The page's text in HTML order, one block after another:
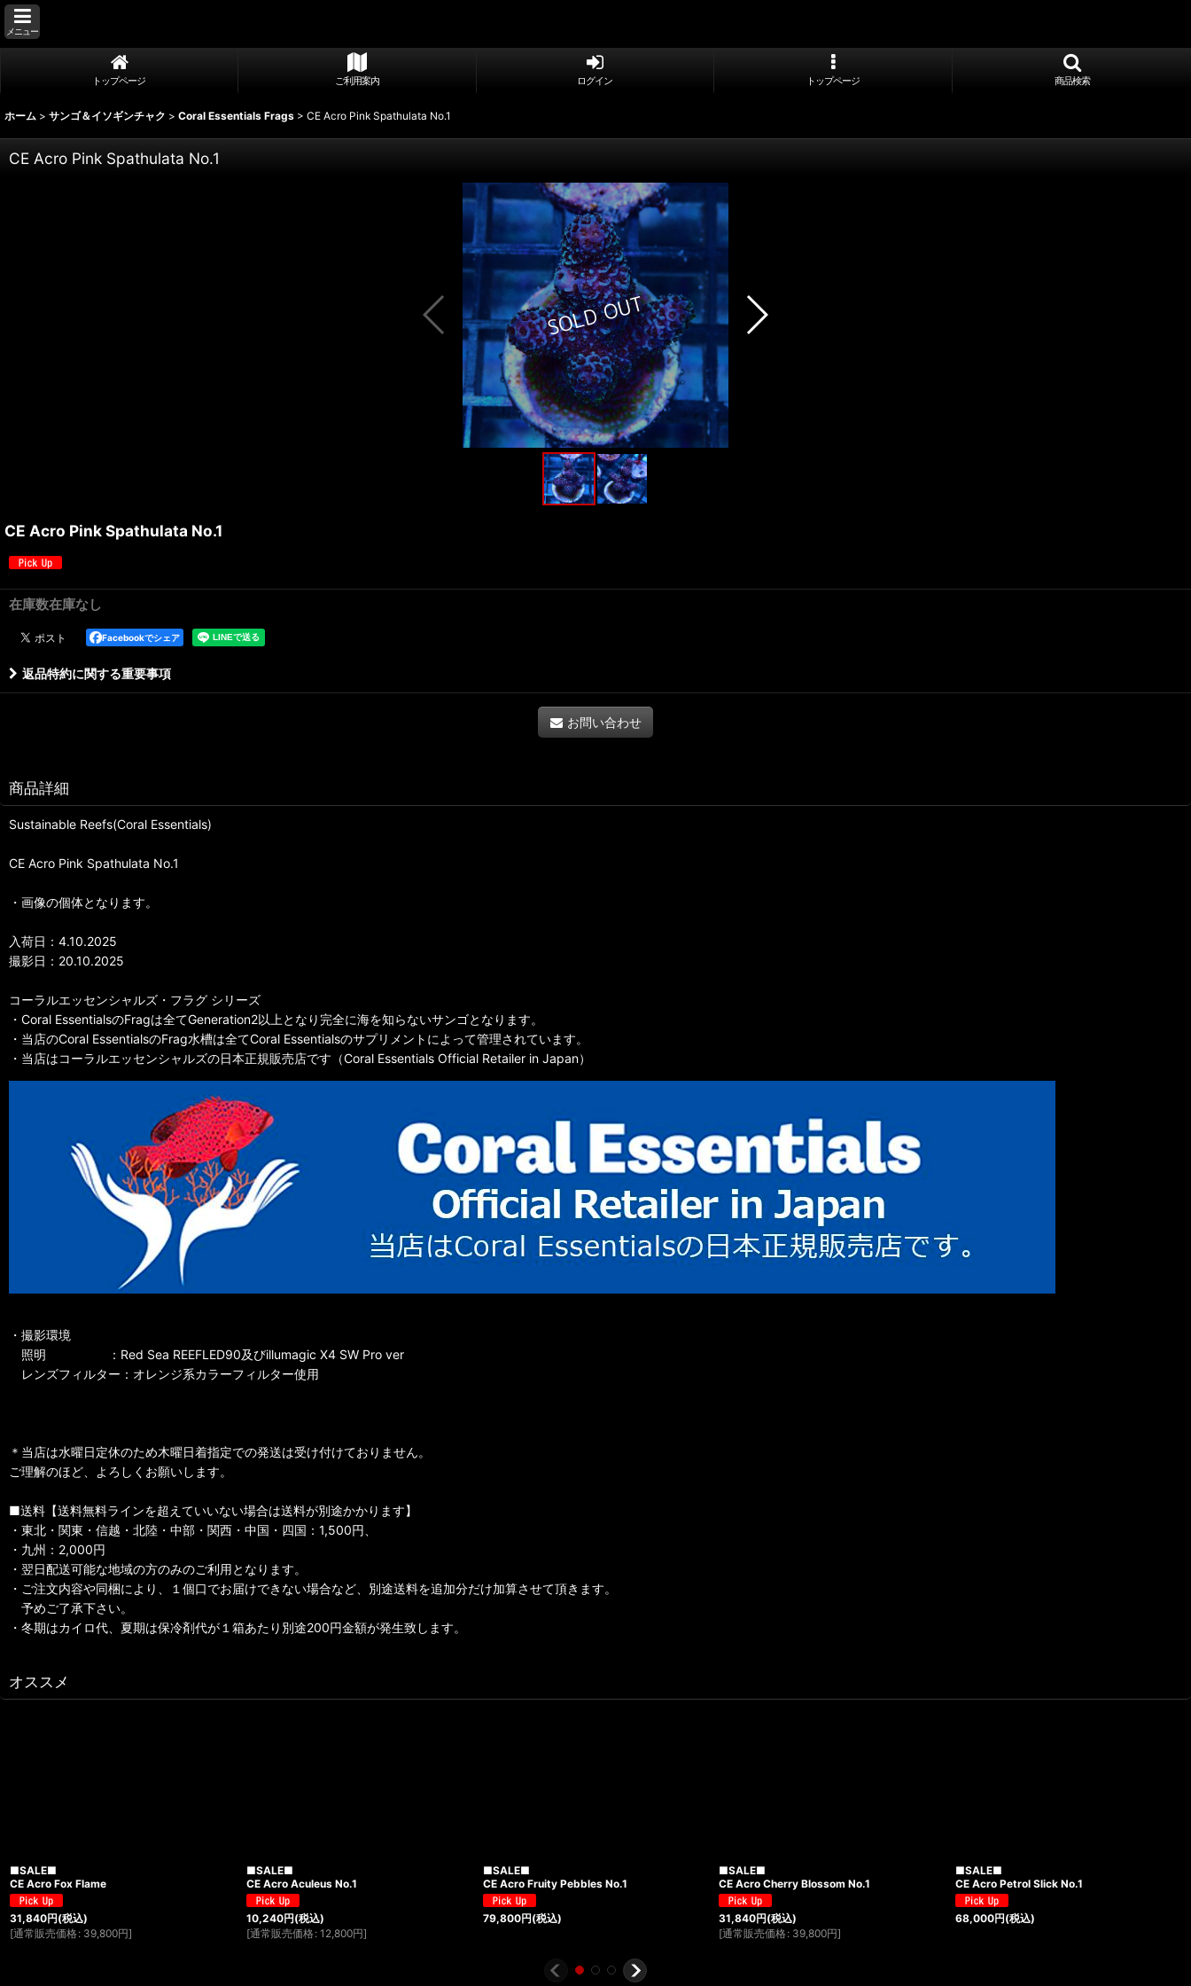
メニュー
トップページ ご利用案内 ログイン トップページ 商品検索
ホーム > サンゴ＆イソギンチャク > Coral Essentials Frags > CE Acro Pink Spathulata No.1
CE Acro Pink Spathulata No.1
CE Acro Pink Spathulata No.1
在庫数在庫なし
Facebookでシェア
返品特約に関する重要事項
お問い合わせ
商品詳細
Sustainable Reefs(Coral Essentials)
CE Acro Pink Spathulata No.1
・画像の個体となります。
入荷日：4.10.2025
撮影日：20.10.2025
コーラルエッセンシャルズ・フラグ シリーズ
・Coral EssentialsのFragは全てGeneration2以上となり完全に海を知らないサンゴとなります。
・当店のCoral EssentialsのFrag水槽は全てCoral Essentialsのサプリメントによって管理されています。
・当店はコーラルエッセンシャルズの日本正規販売店です（Coral Essentials Official Retailer in Japan）
・撮影環境
照明 ：Red Sea REEFLED90及びillumagic X4 SW Pro ver
レンズフィルター：オレンジ系カラーフィルター使用
＊当店は水曜日定休のため木曜日着指定での発送は受け付けておりません。
ご理解のほど、よろしくお願いします。
■送料【送料無料ラインを超えていいない場合は送料が別途かかります】
・東北・関東・信越・北陸・中部・関西・中国・四国：1,500円、
・九州：2,000円
・翌日配送可能な地域の方のみのご利用となります。
・ご注文内容や同梱により、１個口でお届けできない場合など、別途送料を追加分だけ加算させて頂きます。
予めご了承下さい。
・冬期はカイロ代、夏期は保冷剤代が１箱あたり別途200円金額が発生致します。
オススメ
■SALE■
CE Acro Fox Flame
31,840円(税込)
[通常販売価格 : 39,800円]
■SALE■
CE Acro Aculeus No.1
10,240円(税込)
[通常販売価格 : 12,800円]
■SALE■
CE Acro Fruity Pebbles No.1
79,800円(税込)
■SALE■
CE Acro Cherry Blossom No.1
31,840円(税込)
[通常販売価格 : 39,800円]
■SALE■
CE Acro Petrol Slick No.1
68,000円(税込)